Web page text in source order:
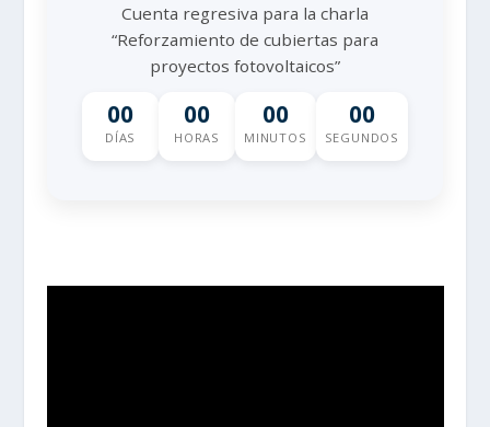
Cuenta regresiva para la charla
“Reforzamiento de cubiertas para
proyectos fotovoltaicos”
00
DÍAS
00
HORAS
00
MINUTOS
00
SEGUNDOS